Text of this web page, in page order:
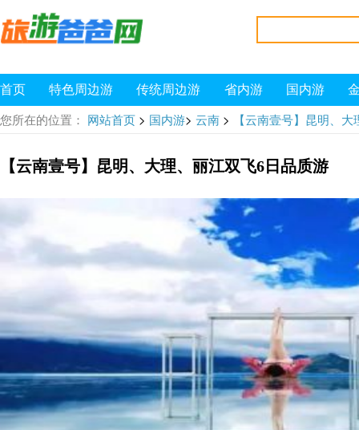
首页 特色周边游 传统周边游 省内游 国内游
您所在的位置： 网站首页 > 国内游> 云南 > 【云南壹号】昆明、
【云南壹号】昆明、大理、丽江双飞6日品质游